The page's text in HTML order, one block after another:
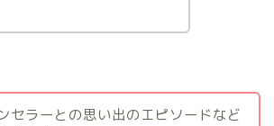
セラーとの思い出のエピソードなど